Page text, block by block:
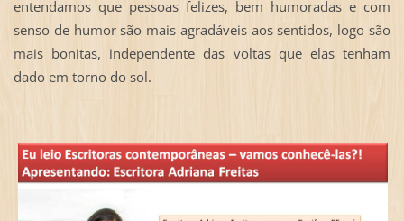
entendamos que pessoas felizes, bem humoradas e com
senso de humor são mais agradáveis aos sentidos, logo são
mais bonitas, independente das voltas que elas tenham
dado em torno do sol.